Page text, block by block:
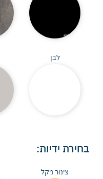
לבן
בחירת ידיות:
צינור ניקל